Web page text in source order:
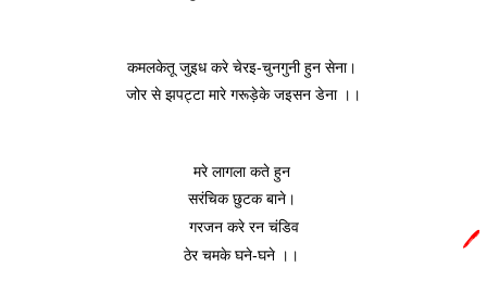
कमलकेतू जुइध करे चेरइ-चुनगुनी हुन सेना।
जोर से झपट्टा मारे गरूड़ेके जइसन डेना ।।
मरे लागला कते हुन
सरंचिक छुटक बाने।
गरजन करे रन चंडिव
ठेर चमके घने-घने ।।
🖊️